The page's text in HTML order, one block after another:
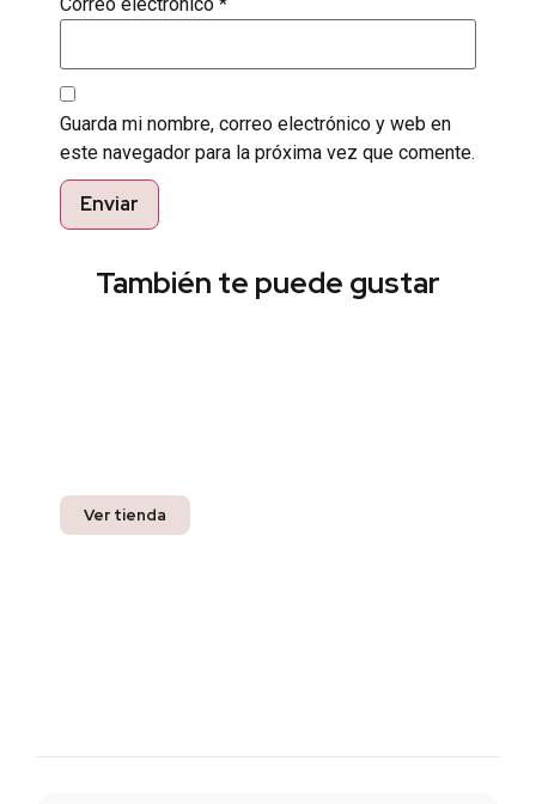
Guarda mi nombre, correo electrónico y web en
este navegador para la próxima vez que comente.
También te puede gustar
Ver tienda